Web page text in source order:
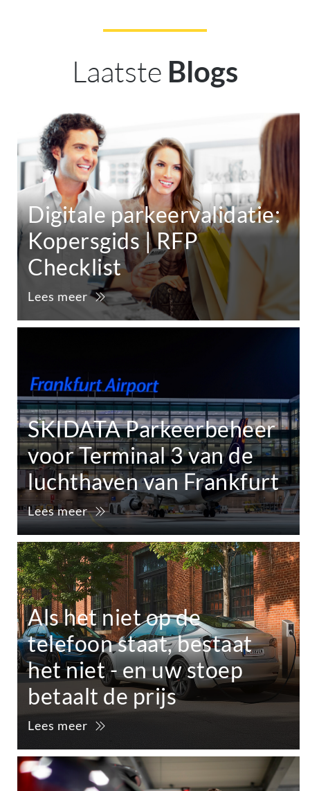
Laatste Blogs
Digitale parkeervalidatie:
Kopersgids | RFP
Checklist
Lees meer
SKIDATA Parkeerbeheer
voor Terminal 3 van de
luchthaven van Frankfurt
Lees meer
Als het niet op de
telefoon staat, bestaat
het niet - en uw stoep
betaalt de prijs
Lees meer